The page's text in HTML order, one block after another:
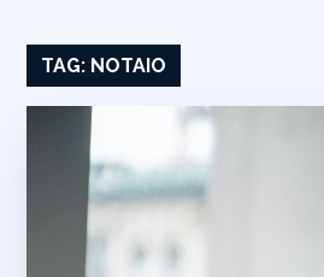
TAG: NOTAIO